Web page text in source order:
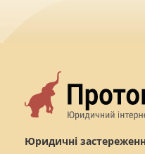
Юридичні